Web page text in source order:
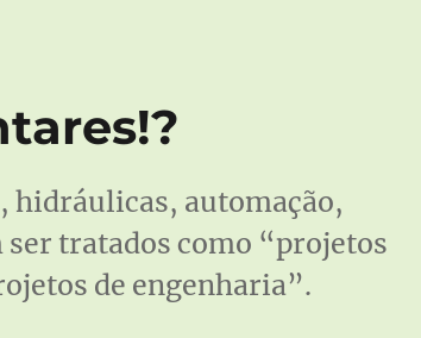
hidráulicas, automação,
tratados como “projetos
de engenharia”.